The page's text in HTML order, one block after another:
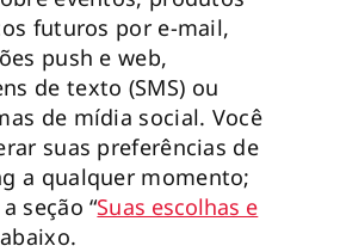
futuros por e-mail,
push e web,
de texto (SMS) ou
de mídia social. Você
suas preferências de
a qualquer momento;
seção “Suas escolhas e